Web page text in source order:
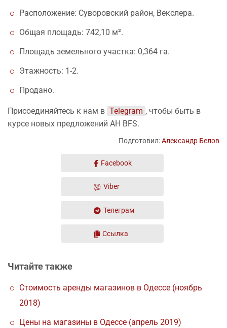
Расположение: Суворовский район, Векслера.
Общая площадь: 742,10 м².
Площадь земельного участка: 0,364 га.
Этажность: 1-2.
Продано.
Присоединяйтесь к нам в Telegram , чтобы быть в
курсе новых предложений АН BFS.
Подготовил:Александр Белов
Facebook
Viber
Телеграм
Ссылка
Читайте также
Стоимость аренды магазинов в Одессе (ноябрь
2018)
Цены на магазины в Одессе (апрель 2019)